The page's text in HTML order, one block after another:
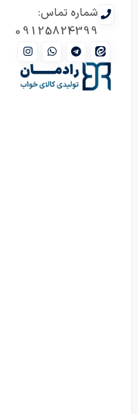
شماره تماس:
09125824399